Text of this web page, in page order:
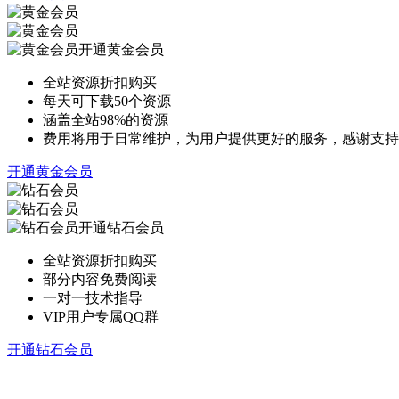
开通黄金会员
全站资源折扣购买
每天可下载50个资源
涵盖全站98%的资源
费用将用于日常维护，为用户提供更好的服务，感谢支持
开通黄金会员
开通钻石会员
全站资源折扣购买
部分内容免费阅读
一对一技术指导
VIP用户专属QQ群
开通钻石会员